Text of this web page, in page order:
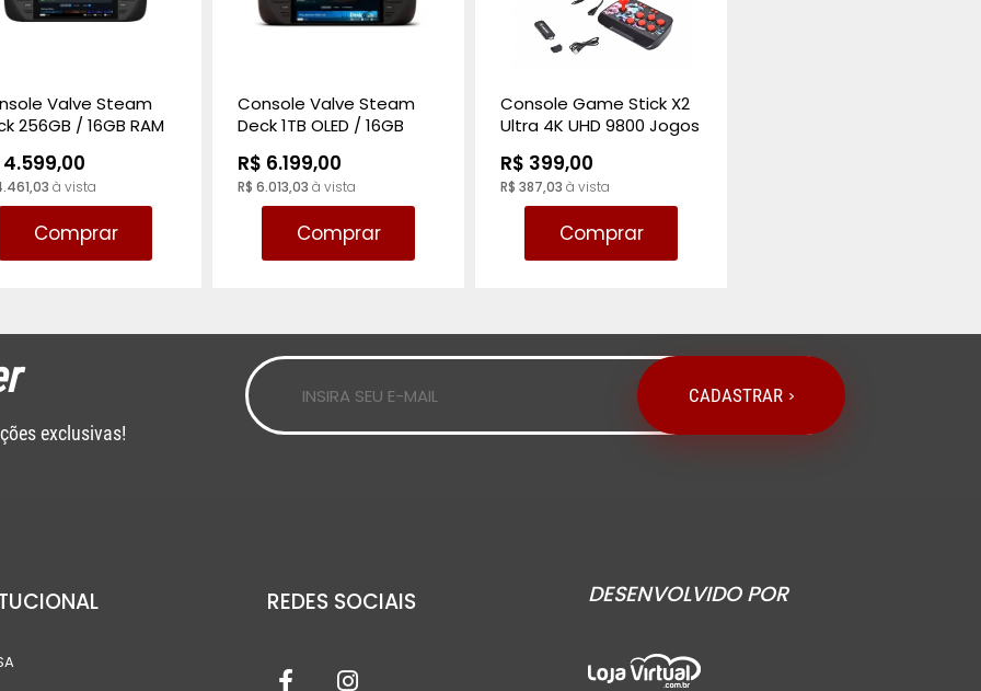
Valve Steam
256GB / 16GB RAM
4.599,00
à vista
Comprar
Console Valve Steam
Deck 1TB OLED / 16GB
R$ 6.199,00
R$ 6.013,03 à vista
Comprar
Console Game Stick X2
Ultra 4K UHD 9800 Jogos
R$ 399,00
R$ 387,03 à vista
Comprar
exclusivas!
CADASTRAR
REDES SOCIAIS DESENVOLVIDO POR